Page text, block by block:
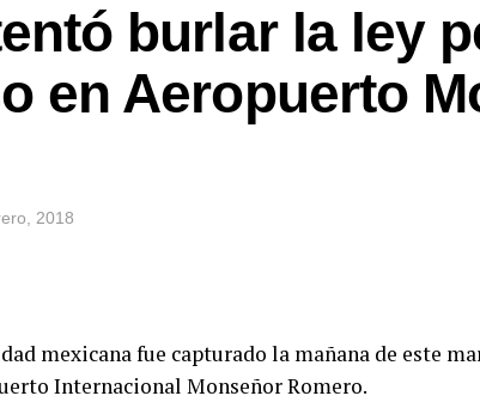
burlar la ley
en Aeropuerto
2018
mexicana fue capturado la mañana de este
Internacional Monseñor Romero.